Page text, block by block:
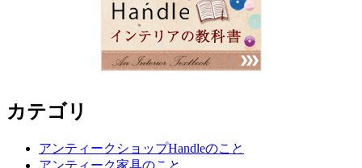
カテゴリ
アンティークショップHandleのこと
アンティーク家具のこと